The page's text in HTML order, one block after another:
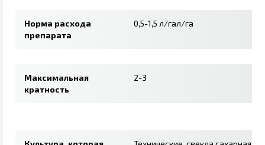
Норма расхода
препарата
0,5-1,5 л/гал/га
Максимальная
кратность
2-3